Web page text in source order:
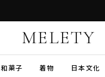
MELETY
和菓子 着物 日本文化